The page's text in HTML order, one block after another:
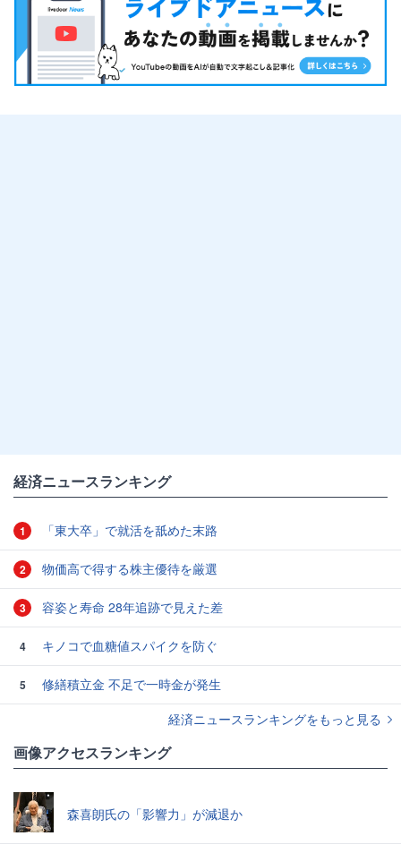
経済ニュースランキング
1 「東大卒」で就活を舐めた末路
2 物価高で得する株主優待を厳選
3 容姿と寿命 28年追跡で見えた差
4 キノコで血糖値スパイクを防ぐ
5
修繕積立金 不足で一時金が発生
経済ニュースランキングをもっと見る
画像アクセスランキング
森喜朗氏の「影響力」が減退か